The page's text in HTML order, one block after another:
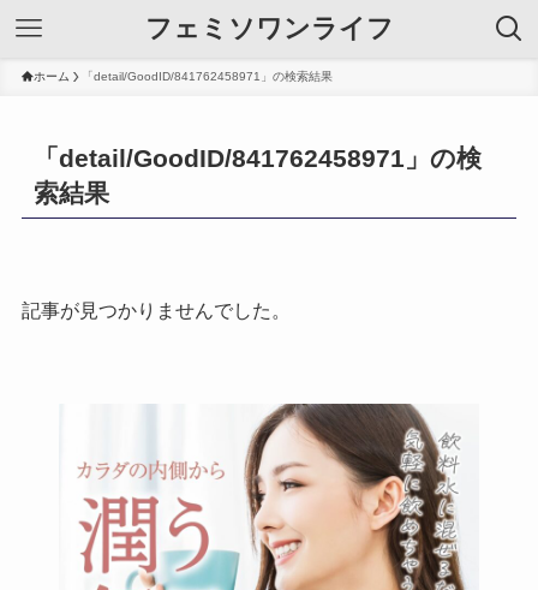
フェミソワンライフ
ホーム 「detail/GoodID/841762458971」の検索結果
「detail/GoodID/841762458971」の検
索結果
記事が見つかりませんでした。